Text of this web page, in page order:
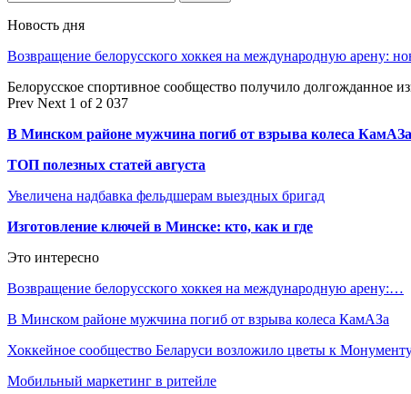
Новость дня
Возвращение белорусского хоккея на международную арену:
Белорусское спортивное сообщество получило
Prev Next 1 of 2 037
В Минском районе мужчина погиб от взрыва колеса КамАЗа
ТОП полезных статей августа
Увеличена надбавка фельдшерам выездных бригад
Изготовление ключей в Минске: кто, как и где
Это интересно
Возвращение белорусского хоккея на международную арену:…
В Минском районе мужчина погиб от взрыва колеса КамАЗа
Хоккейное сообщество Беларуси возложило цветы к
Мобильный маркетинг в ритейле